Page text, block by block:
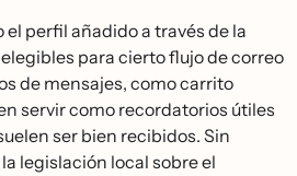
perfil añadido a través de la
para cierto flujo de correo
de mensajes, como carrito
servir como recordatorios útiles
ser bien recibidos. Sin
legislación local sobre el